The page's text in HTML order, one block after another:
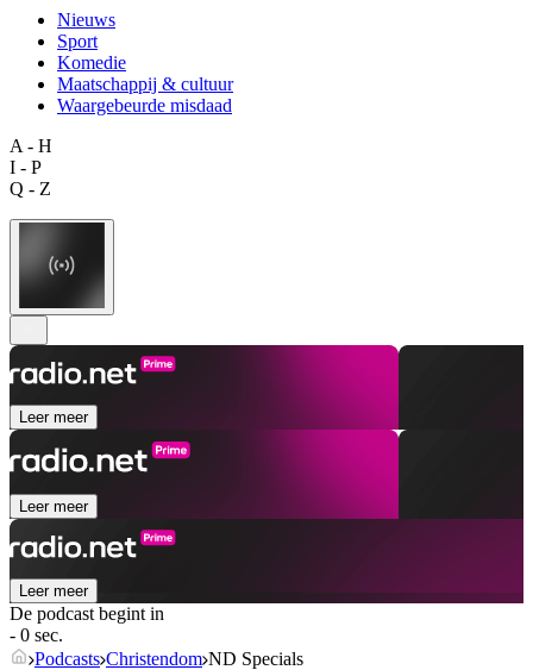
Nieuws
Sport
Komedie
Maatschappij & cultuur
Waargebeurde misdaad
A - H
I - P
Q - Z
Leer meer
Leer meer
Leer meer
De podcast begint in
- 0 sec.
Podcasts Christendom ND Specials